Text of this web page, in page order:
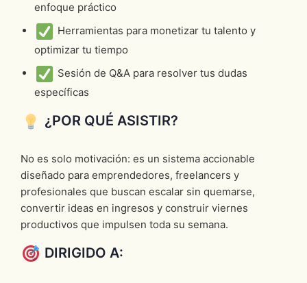
enfoque práctico
Herramientas para monetizar tu talento y
optimizar tu tiempo
Sesión de Q&A para resolver tus dudas
específicas
¿POR QUÉ ASISTIR?
No es solo motivación: es un sistema accionable
diseñado para emprendedores, freelancers y
profesionales que buscan escalar sin quemarse,
convertir ideas en ingresos y construir viernes
productivos que impulsen toda su semana.
DIRIGIDO A: